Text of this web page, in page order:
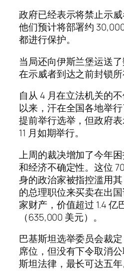
政府已经表示将禁止示
他们预计将部署约
都进行保护。
当局还向伊斯兰堡运送
在示威者到达之前封锁所
自从 4 月在立法机关的
以来，汗在全国各地举
提前举行选举，但政府
11 月如期举行。
上周的裁决增加了今年
和经济不确定性。这位
身的政治家被指控滥用其
的总理职位来买卖在出
家财产，价值超过 1.4 亿
（635,000 美元）。
巴基斯坦选举委员会裁
席位，但没有下令取消
斯坦法律，最长可达五年